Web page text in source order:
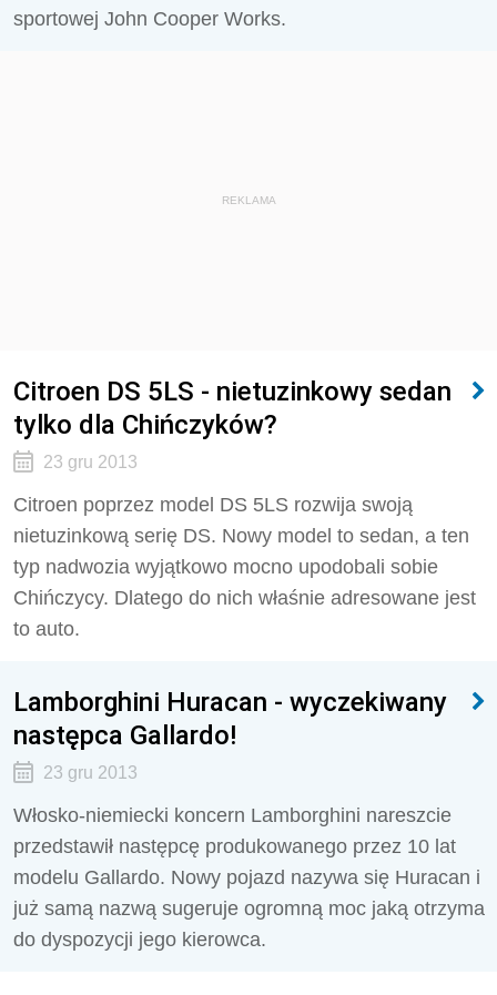
sportowej John Cooper Works.
REKLAMA
Citroen DS 5LS - nietuzinkowy sedan
tylko dla Chińczyków?
23 gru 2013
Citroen poprzez model DS 5LS rozwija swoją
nietuzinkową serię DS. Nowy model to sedan, a ten
typ nadwozia wyjątkowo mocno upodobali sobie
Chińczycy. Dlatego do nich właśnie adresowane jest
to auto.
Lamborghini Huracan - wyczekiwany
następca Gallardo!
23 gru 2013
Włosko-niemiecki koncern Lamborghini nareszcie
przedstawił następcę produkowanego przez 10 lat
modelu Gallardo. Nowy pojazd nazywa się Huracan i
już samą nazwą sugeruje ogromną moc jaką otrzyma
do dyspozycji jego kierowca.